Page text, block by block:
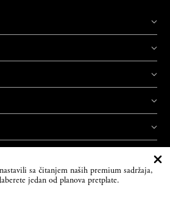
sa čitanjem naših premium sadržaja,
jedan od planova pretplate.
reklamacija
Policy
and Entertainment - Sva prava zadržana. Developed